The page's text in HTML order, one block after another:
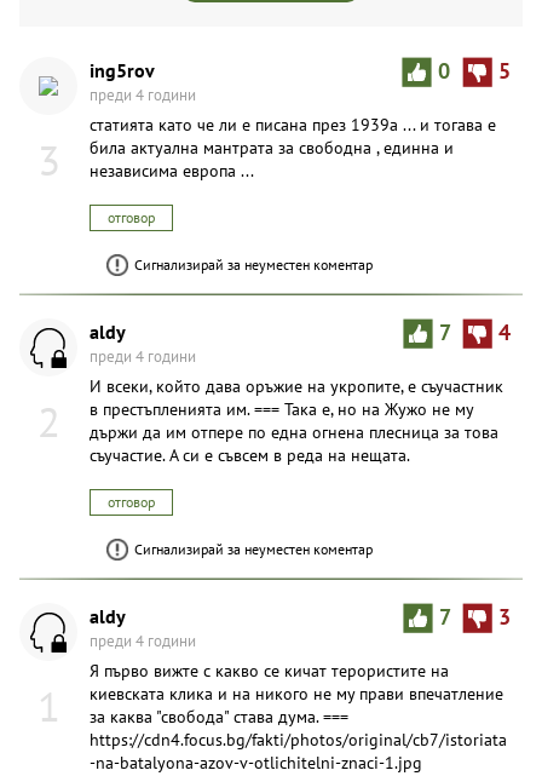
3
0 5
ing5rov
преди 4 години
статията като че ли е писана през 1939а ... и тогава е
била актуална мантрата за свободна , единна и
независима европа ...
отговор
Сигнализирай за неуместен коментар
2
7 4
aldy
преди 4 години
И всеки, който дава оръжие на укpoпите, е съучастник
в престъпленията им. === Така е, но на Жужо не му
държи да им отпере по една огнена плесница за това
съучастие. А си е съвсем в реда на нещата.
отговор
Сигнализирай за неуместен коментар
1
7 3
aldy
преди 4 години
Я първо вижте с какво се кичат терористите на
киевската клика и на никого не му прави впечатление
за каква "свобода" става дума. ===
https://cdn4.focus.bg/fakti/photos/original/cb7/istoriata
-na-batalyona-azov-v-otlichitelni-znaci-1.jpg